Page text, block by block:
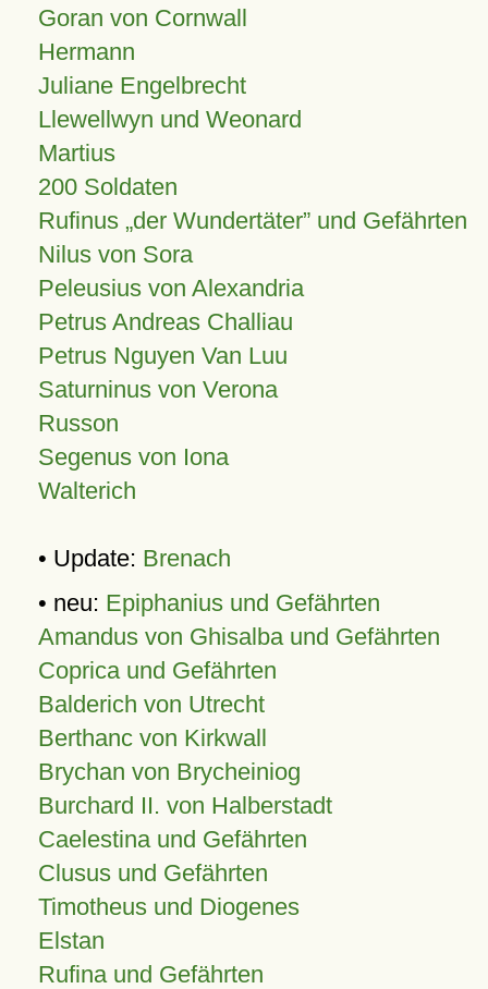
Goran von Cornwall
Hermann
Juliane Engelbrecht
Llewellwyn und Weonard
Martius
200 Soldaten
Rufinus „der Wundertäter” und Gefährten
Nilus von Sora
Peleusius von Alexandria
Petrus Andreas Challiau
Petrus Nguyen Van Luu
Saturninus von Verona
Russon
Segenus von Iona
Walterich
• Update: Brenach
• neu: Epiphanius und Gefährten
Amandus von Ghisalba und Gefährten
Coprica und Gefährten
Balderich von Utrecht
Berthanc von Kirkwall
Brychan von Brycheiniog
Burchard II. von Halberstadt
Caelestina und Gefährten
Clusus und Gefährten
Timotheus und Diogenes
Elstan
Rufina und Gefährten